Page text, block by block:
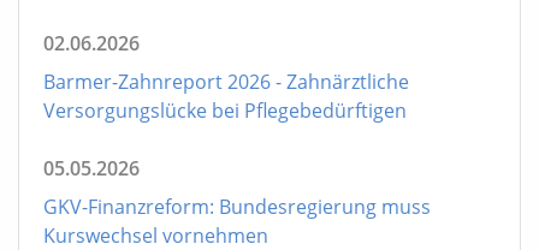
02.06.2026
Barmer-Zahnreport 2026 - Zahnärztliche
Versorgungslücke bei Pflegebedürftigen
05.05.2026
GKV-Finanzreform: Bundesregierung muss
Kurswechsel vornehmen